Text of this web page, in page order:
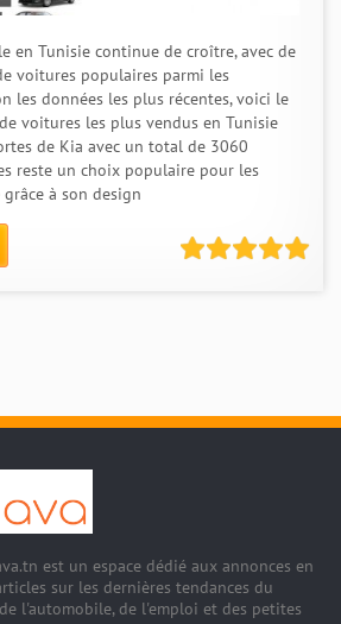
en Tunisie continue de croître, avec de
voitures populaires parmi les
les données les plus récentes, voici le
voitures les plus vendus en Tunisie
de Kia avec un total de 3060
reste un choix populaire pour les
à son design
est un espace dédié aux annonces en
sur les dernières tendances du
l'automobile, de l'emploi et des petites